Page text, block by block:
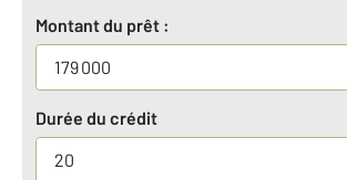
Montant du prêt :
Durée du crédit